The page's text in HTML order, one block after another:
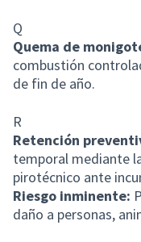
Q
Quema de
combustión
de fin de año.
R
Retención
temporal mediante
pirotécnico ante
Riesgo inminente:
daño a personas,